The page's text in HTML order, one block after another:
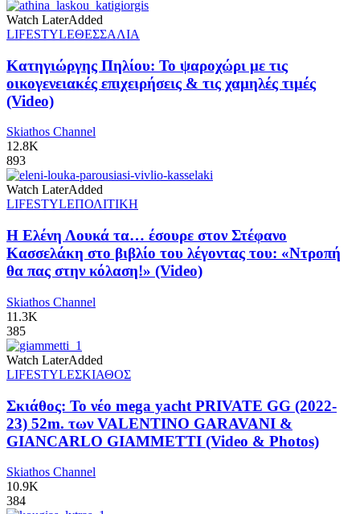
Watch LaterAdded
LIFESTYLEΘΕΣΣΑΛΙΑ
Κατηγιώργης Πηλίου: Το ψαροχώρι με τις
οικογενειακές επιχειρήσεις & τις χαμηλές τιμές
(Video)
Skiathos Channel
12.8K
893
Watch LaterAdded
LIFESTYLEΠΟΛΙΤΙΚΗ
Η Ελένη Λουκά τα… έσουρε στον Στέφανο
Κασσελάκη στο βιβλίο του λέγοντας του: «Ντροπή
θα πας στην κόλαση!» (Video)
Skiathos Channel
11.3K
385
Watch LaterAdded
LIFESTYLEΣΚΙΑΘΟΣ
Σκιάθος: Το νέο mega yacht PRIVATE GG (2022-
23) 52m. των VALENTINO GARAVANI &
GIANCARLO GIAMMETTI (Video & Photos)
Skiathos Channel
10.9K
384